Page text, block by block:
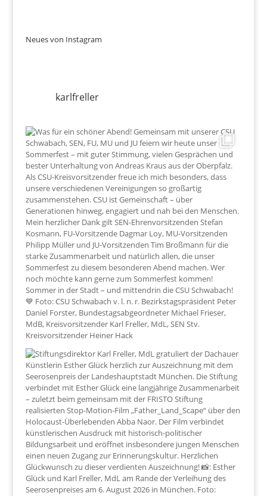
Neues von Instagram
karlfreller